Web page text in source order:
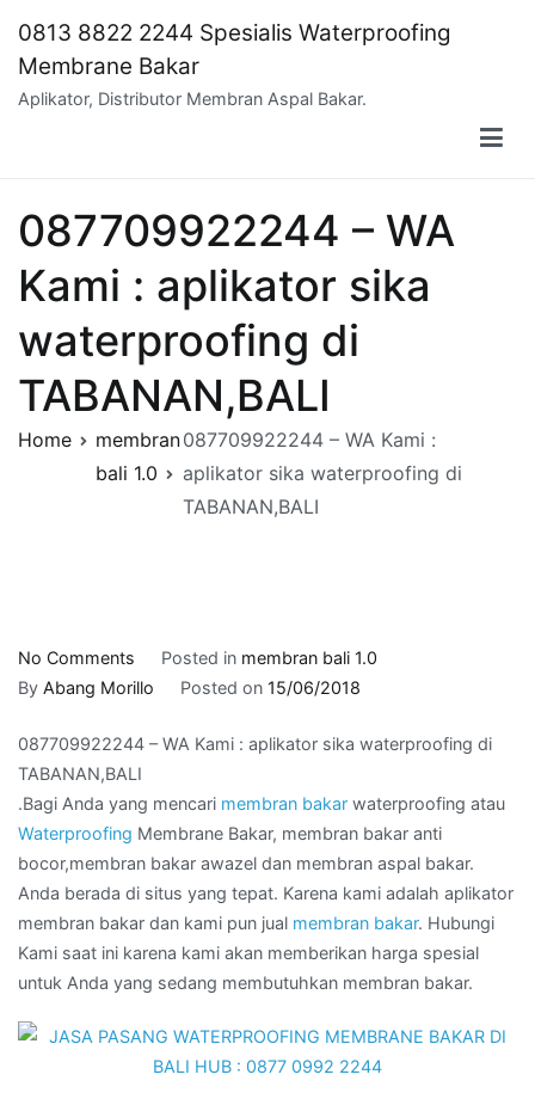
content
0813 8822 2244 Spesialis Waterproofing
Membrane Bakar
Aplikator, Distributor Membran Aspal Bakar.
087709922244 – WA
Kami : aplikator sika
waterproofing di
TABANAN,BALI
Home
membran
bali 1.0
087709922244 – WA Kami :
aplikator sika waterproofing di
TABANAN,BALI
No Comments
087709922244
WA
Kami
:
aplikator
sika
waterproofing
di
TABANAN,BALI
Posted in membran bali 1.0
By Abang Morillo Posted on 15/06/2018
087709922244 – WA Kami : aplikator sika waterproofing di
TABANAN,BALI
.Bagi Anda yang mencari membran bakar waterproofing atau
Waterproofing Membrane Bakar, membran bakar anti
bocor,membran bakar awazel dan membran aspal bakar.
Anda berada di situs yang tepat. Karena kami adalah aplikator
membran bakar dan kami pun jual membran bakar. Hubungi
Kami saat ini karena kami akan memberikan harga spesial
untuk Anda yang sedang membutuhkan membran bakar.